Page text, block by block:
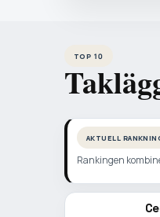
TOP 10
AKTUELL
Rankingen